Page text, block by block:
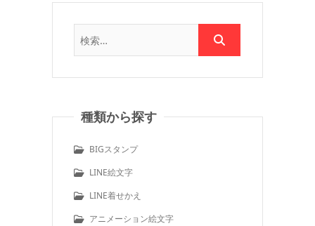
種類から探す
BIGスタンプ
LINE絵文字
LINE着せかえ
アニメーション絵文字